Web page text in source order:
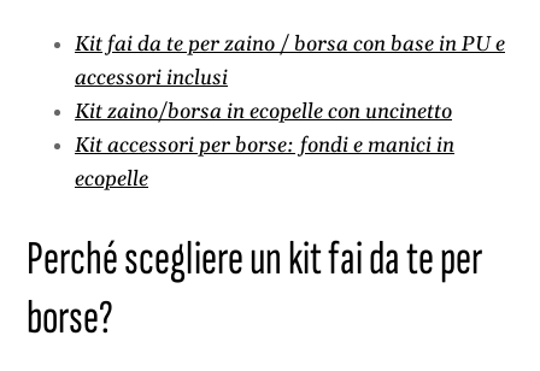
Kit fai da te per zaino / borsa con base in PU e
accessori inclusi
Kit zaino/borsa in ecopelle con uncinetto
Kit accessori per borse: fondi e manici in
ecopelle
Perché scegliere un kit fai da te per
borse?